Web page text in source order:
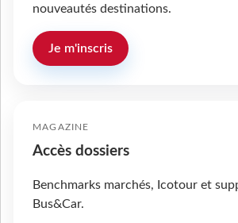
nouveautés destinations.
Je m'inscris
MAGAZINE
Accès dossiers
Benchmarks marchés, Icotour et
Bus&Car.